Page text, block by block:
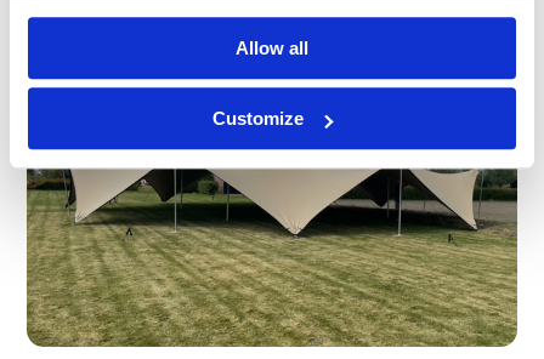
Allow all
Customize